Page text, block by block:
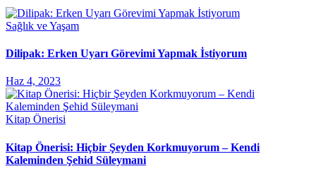
Sağlık ve Yaşam
Dilipak: Erken Uyarı Görevimi Yapmak İstiyorum
Haz 4, 2023
Kitap Önerisi
Kitap Önerisi: Hiçbir Şeyden Korkmuyorum – Kendi
Kaleminden Şehid Süleymani